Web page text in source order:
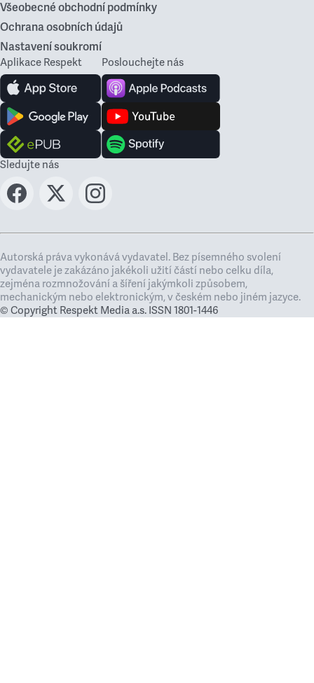
Všeobecné obchodní podmínky
Ochrana osobních údajů
Nastavení soukromí
Aplikace Respekt Poslouchejte nás
Sledujte nás
Autorská práva vykonává vydavatel. Bez písemného svolení
vydavatele je zakázáno jakékoli užití částí nebo celku díla,
zejména rozmnožování a šíření jakýmkoli způsobem,
mechanickým nebo elektronickým, v českém nebo jiném jazyce.
© Copyright Respekt Media a.s. ISSN 1801-1446